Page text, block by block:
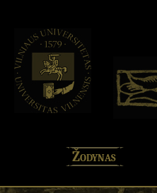
Žodynas